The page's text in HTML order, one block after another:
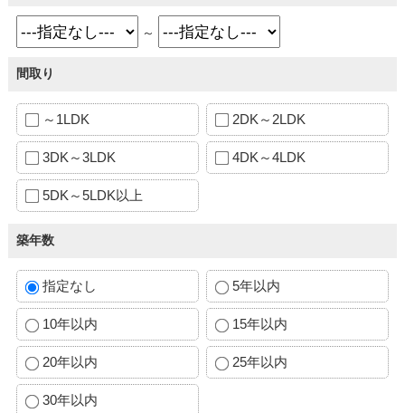
～
間取り
～1LDK 2DK～2LDK
3DK～3LDK 4DK～4LDK
5DK～5LDK以上
築年数
指定なし 5年以内
10年以内 15年以内
20年以内 25年以内
30年以内